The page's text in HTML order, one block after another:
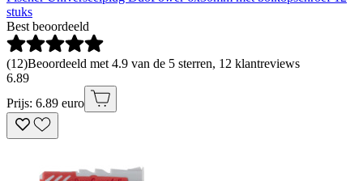
stuks
Best beoordeeld
(12)Beoordeeld met 4.9 van de 5 sterren, 12 klantreviews
6.89
Prijs: 6.89 euro